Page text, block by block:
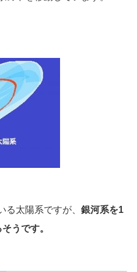
る太陽系ですが、 銀河系を1
うです。